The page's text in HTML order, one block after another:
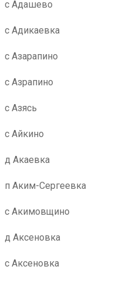
с Адашево
с Адикаевка
с Азарапино
с Азрапино
с Азясь
с Айкино
д Акаевка
п Аким-Сергеевка
с Акимовщино
д Аксеновка
с Аксеновка